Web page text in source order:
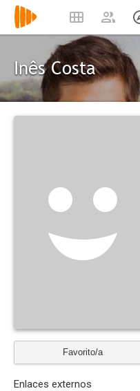
Inês Costa
Favorito/a
Enlaces externos